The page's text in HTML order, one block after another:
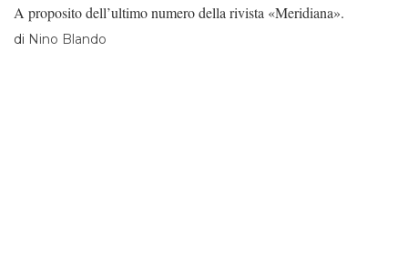
A proposito dell’ultimo numero della rivista «Meridiana».
di Nino Blando